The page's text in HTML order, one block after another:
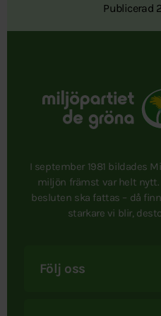
Publicerad
I september 1981 bildades
miljön främst var helt nytt.
besluten ska fattas – då
starkare vi blir,
Följ oss